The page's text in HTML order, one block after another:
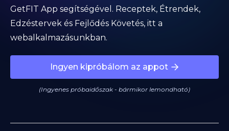
GetFIT App segítségével. Receptek, Étrendek,
Edzéstervek és Fejlődés Követés, itt a
webalkalmazásunkban.
Ingyen kipróbálom az appot
(Ingyenes próbaidőszak - bármikor lemondható)